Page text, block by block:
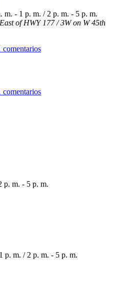
m. - 1 p. m. / 2 p. m. - 5 p. m.
of HWY 177 / 3W on W 45th
comentarios
comentarios
p. m. - 5 p. m.
p. m. / 2 p. m. - 5 p. m.